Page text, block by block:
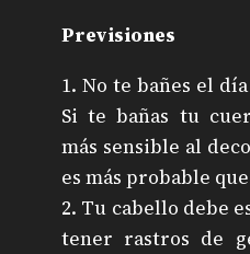
Previsiones
1. No te bañes el
Si te bañas tu
más sensible al
es más probable
2. Tu cabello debe
tener rastros de